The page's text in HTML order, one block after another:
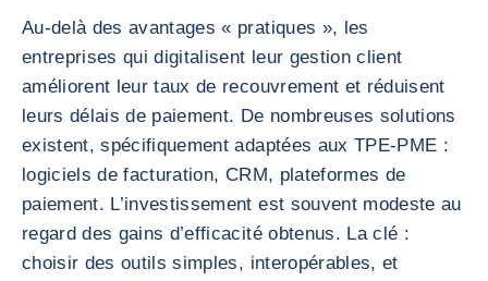
Au-delà des avantages « pratiques », les
entreprises qui digitalisent leur gestion client
améliorent leur taux de recouvrement et réduisent
leurs délais de paiement. De nombreuses solutions
existent, spécifiquement adaptées aux TPE-PME :
logiciels de facturation, CRM, plateformes de
paiement. L’investissement est souvent modeste au
regard des gains d’efficacité obtenus. La clé :
choisir des outils simples, interopérables, et